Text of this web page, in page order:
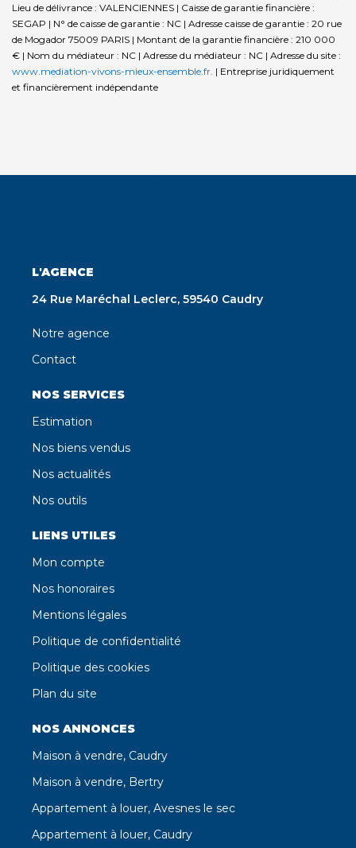
Lieu de délivrance : VALENCIENNES | Caisse de garantie financière :
SEGAP | N° de caisse de garantie : NC | Adresse caisse de garantie : 20 rue
de Mogador 75009 PARIS | Montant de la garantie financière : 210 000
€ | Nom du médiateur : NC | Adresse du médiateur : NC | Adresse du site :
www.mediation-vivons-mieux-ensemble.fr. | Entreprise juridiquement
et financièrement indépendante
L'AGENCE
24 Rue Maréchal Leclerc, 59540 Caudry
Notre agence
Contact
NOS SERVICES
Estimation
Nos biens vendus
Nos actualités
Nos outils
LIENS UTILES
Mon compte
Nos honoraires
Mentions légales
Politique de confidentialité
Politique des cookies
Plan du site
NOS ANNONCES
Maison à vendre, Caudry
Maison à vendre, Bertry
Appartement à louer, Avesnes le sec
Appartement à louer, Caudry